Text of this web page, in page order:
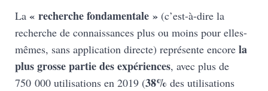
La « recherche fondamentale » (c’est-à-dire la
recherche de connaissances plus ou moins pour elles-
mêmes, sans application directe) représente encore la
plus grosse partie des expériences, avec plus de
750 000 utilisations en 2019 (38% des utilisations